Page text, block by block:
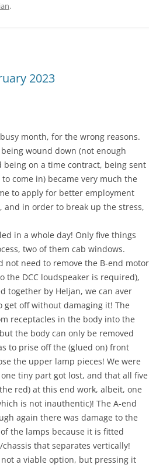
.
2023
month, for the wrong reasons.
wound down (not enough
being on a time contract, being sent
come in) became very much the
to apply for better employment
and in order to break up the stress,
in a whole day! Only five things
two of them cab windows.
not need to remove the B-end motor
the DCC loudspeaker is required),
together by Heljan, we can aver
off without damaging it! The
receptacles in the body into the
the body can only be removed
to prise off the (glued on) front
the upper lamp pieces! We were
tiny part got lost, and that all five
red) at this end work, albeit, one
is not inauthentic)! The A-end
again there was damage to the
the lamps because it is fitted
that separates vertically!
a viable option, but pressing it